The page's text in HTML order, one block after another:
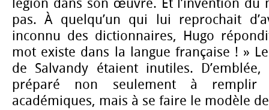
légion dans son œuvre. Et l’invention du
pas. À quelqu’un qui lui reprochait
inconnu des dictionnaires, Hugo
mot existe dans la langue française ! »
de Salvandy étaient inutiles.
préparé non seulement à remplir
académiques, mais à se faire le modèle